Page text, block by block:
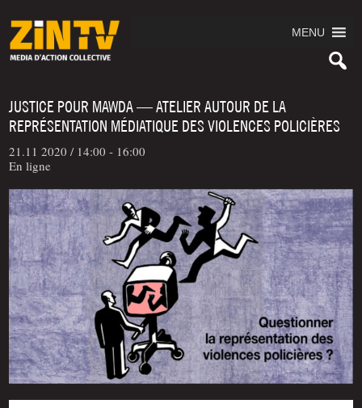
MENU
JUSTICE POUR MAWDA — ATELIER AUTOUR DE LA
REPRÉSENTATION MÉDIATIQUE DES VIOLENCES POLICIÈRES
21.11 2020 / 14:00 - 16:00
En ligne